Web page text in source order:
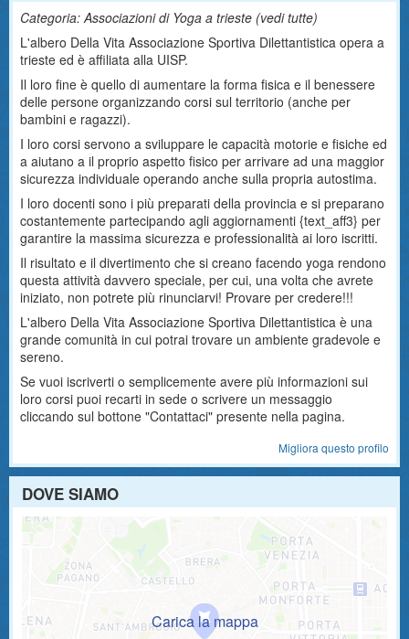
Categoria: Associazioni di Yoga a trieste (vedi tutte)
L'albero Della Vita Associazione Sportiva Dilettantistica opera a
trieste ed è affiliata alla UISP.
Il loro fine è quello di aumentare la forma fisica e il benessere
delle persone organizzando corsi sul territorio (anche per
bambini e ragazzi).
I loro corsi servono a sviluppare le capacità motorie e fisiche ed
a aiutano a il proprio aspetto fisico per arrivare ad una maggior
sicurezza individuale operando anche sulla propria autostima.
I loro docenti sono i più preparati della provincia e si preparano
costantemente partecipando agli aggiornamenti {text_aff3} per
garantire la massima sicurezza e professionalità ai loro iscritti.
Il risultato e il divertimento che si creano facendo yoga rendono
questa attività davvero speciale, per cui, una volta che avrete
iniziato, non potrete più rinunciarvi! Provare per credere!!!
L'albero Della Vita Associazione Sportiva Dilettantistica è una
grande comunità in cui potrai trovare un ambiente gradevole e
sereno.
Se vuoi iscriverti o semplicemente avere più informazioni sui
loro corsi puoi recarti in sede o scrivere un messaggio
cliccando sul bottone "Contattaci" presente nella pagina.
Migliora questo profilo
DOVE SIAMO